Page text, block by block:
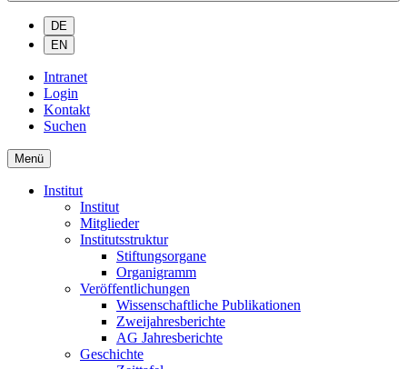
DE
EN
Intranet
Login
Kontakt
Suchen
Menü
Institut
Institut
Mitglieder
Institutsstruktur
Stiftungsorgane
Organigramm
Veröffentlichungen
Wissenschaftliche Publikationen
Zweijahresberichte
AG Jahresberichte
Geschichte